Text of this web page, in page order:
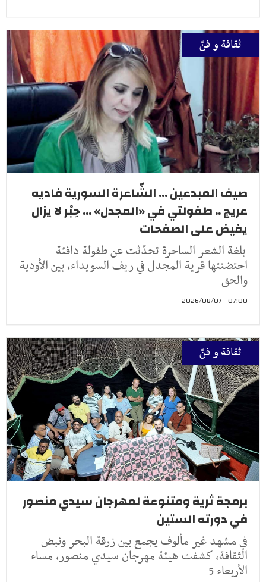
ثقافة و فنّ
صيف المبدعين ... الشّاعرة السورية فاديه
عريج .. طفولتي في «المجدل» ... حِبْر لا يزال
يفيض على الصفحات
بلغة الشعر الساحرة تحدّثت عن طفولة دافئة
احتضنتها قرية المجدل في ريف السويداء، بين الأودية
والحق
07:00 - 2026/08/07
ثقافة و فنّ
برمجة ثرية ومتنوعة لمهرجان سيدي منصور
في دورته الستين
في مشهد غير مألوف يجمع بين زرقة البحر ونبض
الثقافة، كشفت هيئة مهرجان سيدي منصور، مساء
الأربعاء 5